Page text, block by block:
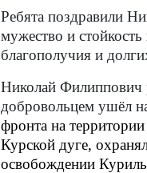
Ребята поздравили
мужество и
благополучия и
Николай Филиппович
добровольцем ушёл
фронта на
Курской дуге,
освобождении